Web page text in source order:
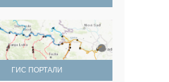
ГИС ПОРТАЛИ